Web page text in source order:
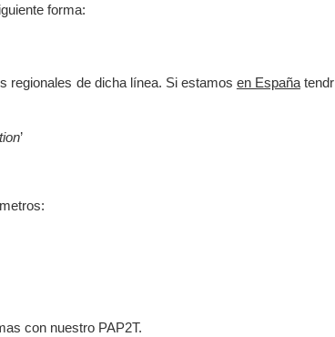
forma:
regionales de dicha línea. Si estamos en España
’
con nuestro PAP2T.